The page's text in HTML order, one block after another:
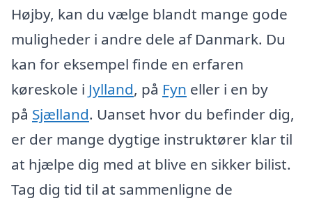
Højby, kan du vælge blandt mange gode
muligheder i andre dele af Danmark. Du
kan for eksempel finde en erfaren
køreskole i Jylland, på Fyn eller i en by
på Sjælland. Uanset hvor du befinder dig,
er der mange dygtige instruktører klar til
at hjælpe dig med at blive en sikker bilist.
Tag dig tid til at sammenligne de